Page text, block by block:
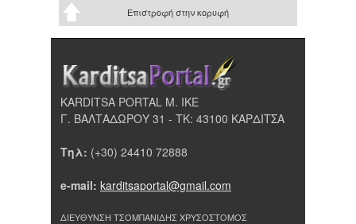
Επιστροφή στην κορυφή
KARDITSA PORTAL Μ. ΙΚΕ
Γ. ΒΑΛΤΑΔΩΡΟΥ 31 - ΤΚ: 43100 ΚΑΡΔΙΤΣΑ
Τηλ: (+30) 24410 72888
e-mail: karditsaportal@gmail.com
ΔΙΕΥΘΥΝΣΗ ΤΣΟΜΠΑΝΙΔΗΣ ΧΡΥΣΟΣΤΟΜΟΣ